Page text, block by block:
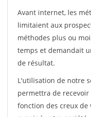
Avant internet, les
limitaient aux
méthodes plus ou
temps et demandait
de résultat.
L'utilisation de notre
permettra de
fonction des creux